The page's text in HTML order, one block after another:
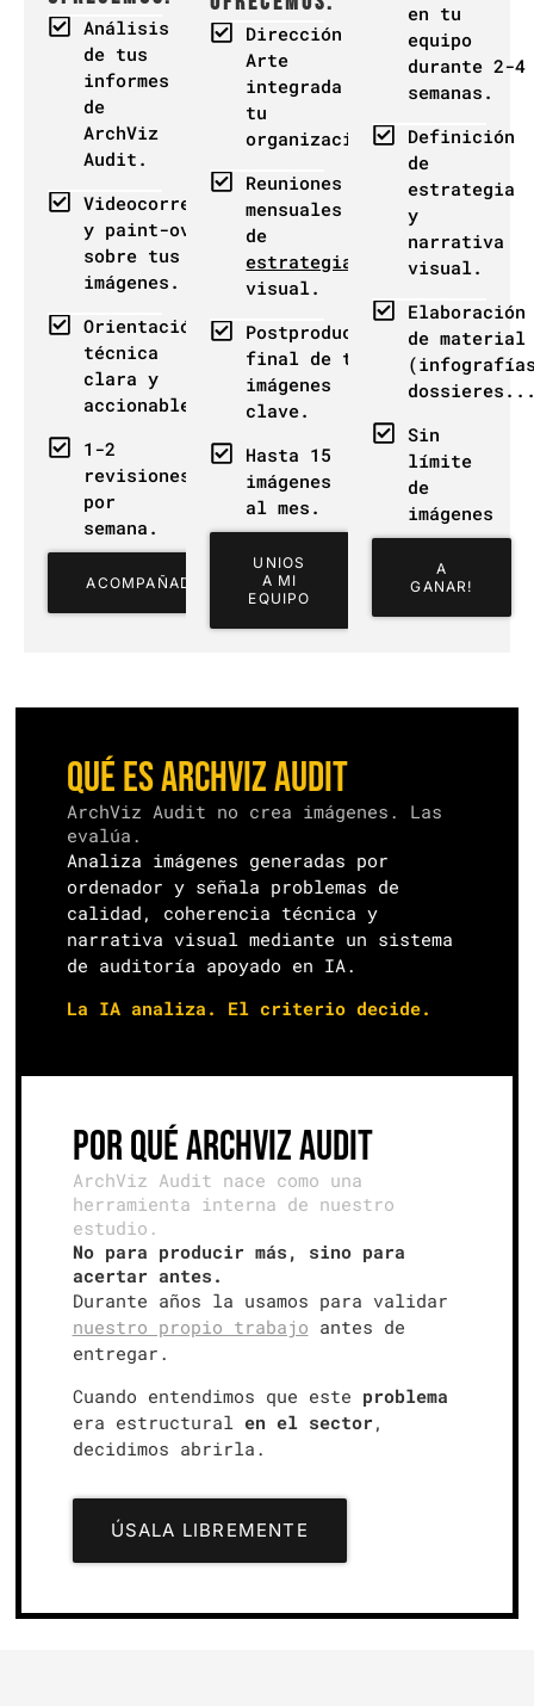
Análisis
de tus
informes
de
ArchViz
Audit.
Videocorrecciones
y paint-overs
sobre tus
imágenes.
Orientación
técnica
clara y
accionable.
1-2
revisiones
por
semana.
ACOMPAÑADNOS
Dirección de
Arte
integrada en
tu
organización.
Reuniones
mensuales
de
estrategia
visual.
Postproducción
final de tus
imágenes
clave.
Hasta 15
imágenes
al mes.
UNIOS
A MI
EQUIPO
en tu
equipo
durante 2-4
semanas.
Definición
de
estrategia
y
narrativa
visual.
Elaboración
de material
Sin
límite
de
imágenes
A
GANAR!
Qué es ArchViz Audit
ArchViz Audit no crea imágenes. Las
evalúa.
Analiza imágenes generadas por
ordenador y señala problemas de
calidad, coherencia técnica y
narrativa visual mediante un sistema
de auditoría apoyado en IA.
La IA analiza. El criterio decide.
Por qué ArchViz Audit
ArchViz Audit nace como una
herramienta interna de nuestro
estudio.
No para producir más, sino para
acertar antes.
Durante años la usamos para validar
nuestro propio trabajo antes de
entregar.
Cuando entendimos que este problema
era estructural en el sector,
decidimos abrirla.
ÚSALA LIBREMENTE